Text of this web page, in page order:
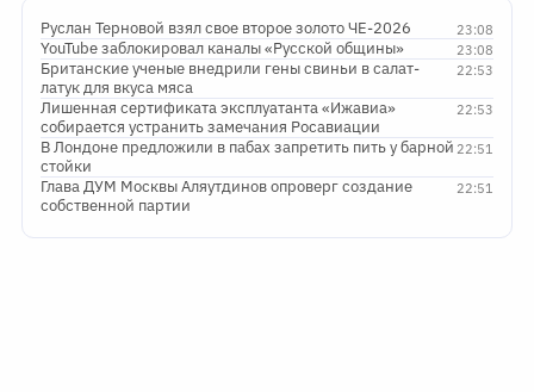
23:08
Руслан Терновой взял свое второе золото ЧЕ-2026
23:08
YouTube заблокировал каналы «Русской общины»
22:53
Британские ученые внедрили гены свиньи в салат-
латук для вкуса мяса
22:53
Лишенная сертификата эксплуатанта «Ижавиа»
собирается устранить замечания Росавиации
22:51
В Лондоне предложили в пабах запретить пить у барной
стойки
22:51
Глава ДУМ Москвы Аляутдинов опроверг создание
собственной партии